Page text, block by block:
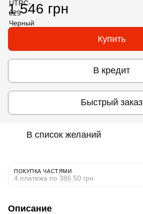
1 546 грн
Купить
В кредит
Быстрый заказ
В список желаний
ПОКУПКА ЧАСТЯМИ
4 платежа по 386.50 грн
Описание